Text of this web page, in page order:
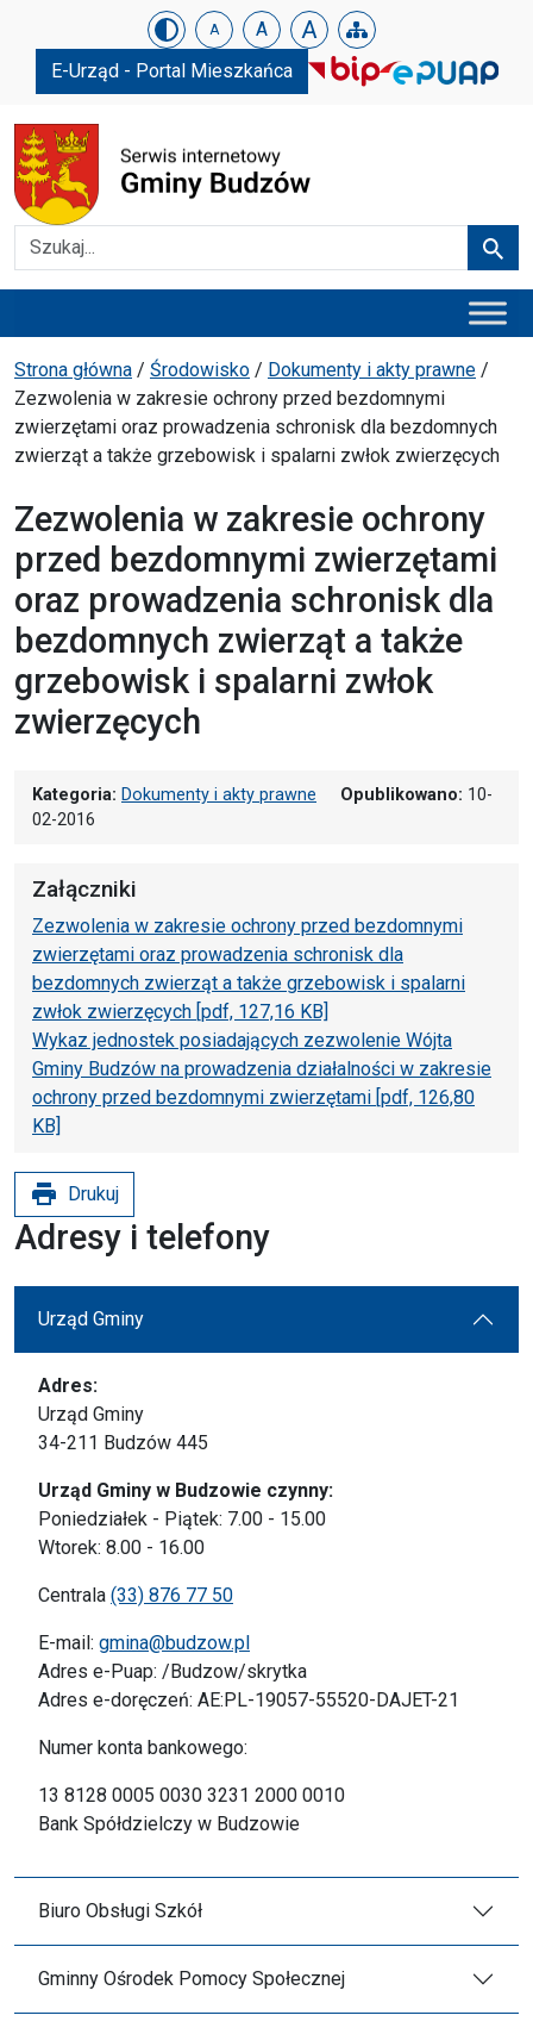
Urząd Gminy w Budzowie
Skip menu A A A
E-Urząd - Portal Mieszkańca
Szukaj
Ścieżka powrotu
Strona główna / Środowisko / Dokumenty i akty prawne /
Zezwolenia w zakresie ochrony przed bezdomnymi
zwierzętami oraz prowadzenia schronisk dla bezdomnych
zwierząt a także grzebowisk i spalarni zwłok zwierzęcych
Zezwolenia w zakresie ochrony
przed bezdomnymi zwierzętami
oraz prowadzenia schronisk dla
bezdomnych zwierząt a także
grzebowisk i spalarni zwłok
zwierzęcych
Kategoria: Dokumenty i akty prawne Opublikowano: 10-
02-2016
Załączniki
Zezwolenia w zakresie ochrony przed bezdomnymi
zwierzętami oraz prowadzenia schronisk dla
bezdomnych zwierząt a także grzebowisk i spalarni
zwłok zwierzęcych [pdf, 127,16 KB]
Wykaz jednostek posiadających zezwolenie Wójta
Gminy Budzów na prowadzenia działalności w zakresie
ochrony przed bezdomnymi zwierzętami [pdf, 126,80
KB]
print Drukuj
Adresy i telefony
Urząd Gminy
Adres:
Urząd Gminy
34-211 Budzów 445
Urząd Gminy w Budzowie czynny:
Poniedziałek - Piątek: 7.00 - 15.00
Wtorek: 8.00 - 16.00
Centrala (33) 876 77 50
E-mail: gmina@budzow.pl
Adres e-Puap: /Budzow/skrytka
Adres e-doręczeń: AE:PL-19057-55520-DAJET-21
Numer konta bankowego:
13 8128 0005 0030 3231 2000 0010
Bank Spółdzielczy w Budzowie
Biuro Obsługi Szkół
Gminny Ośrodek Pomocy Społecznej